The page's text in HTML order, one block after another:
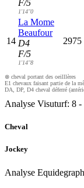
F/5
1'14"0
14
La Mome
Beaufour
D4
F/5
1'14"8
2975
⊗ cheval portant des oeilllères
E1 chevaux faisant partie de la
DA, DP, D4 cheval déferré
Analyse Visuturf: 8 -
Cheval
Jockey
Analyse